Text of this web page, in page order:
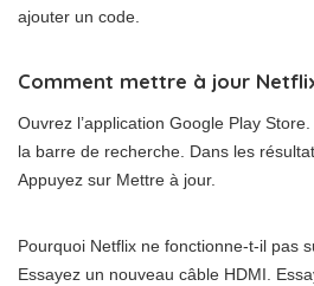
ajouter un code.
Comment mettre à jour
Ouvrez l’application Google Play
la barre de recherche. Dans les
Appuyez sur Mettre à jour.
Pourquoi Netflix ne fonctionne-t-il pas
Essayez un nouveau câble HDMI.